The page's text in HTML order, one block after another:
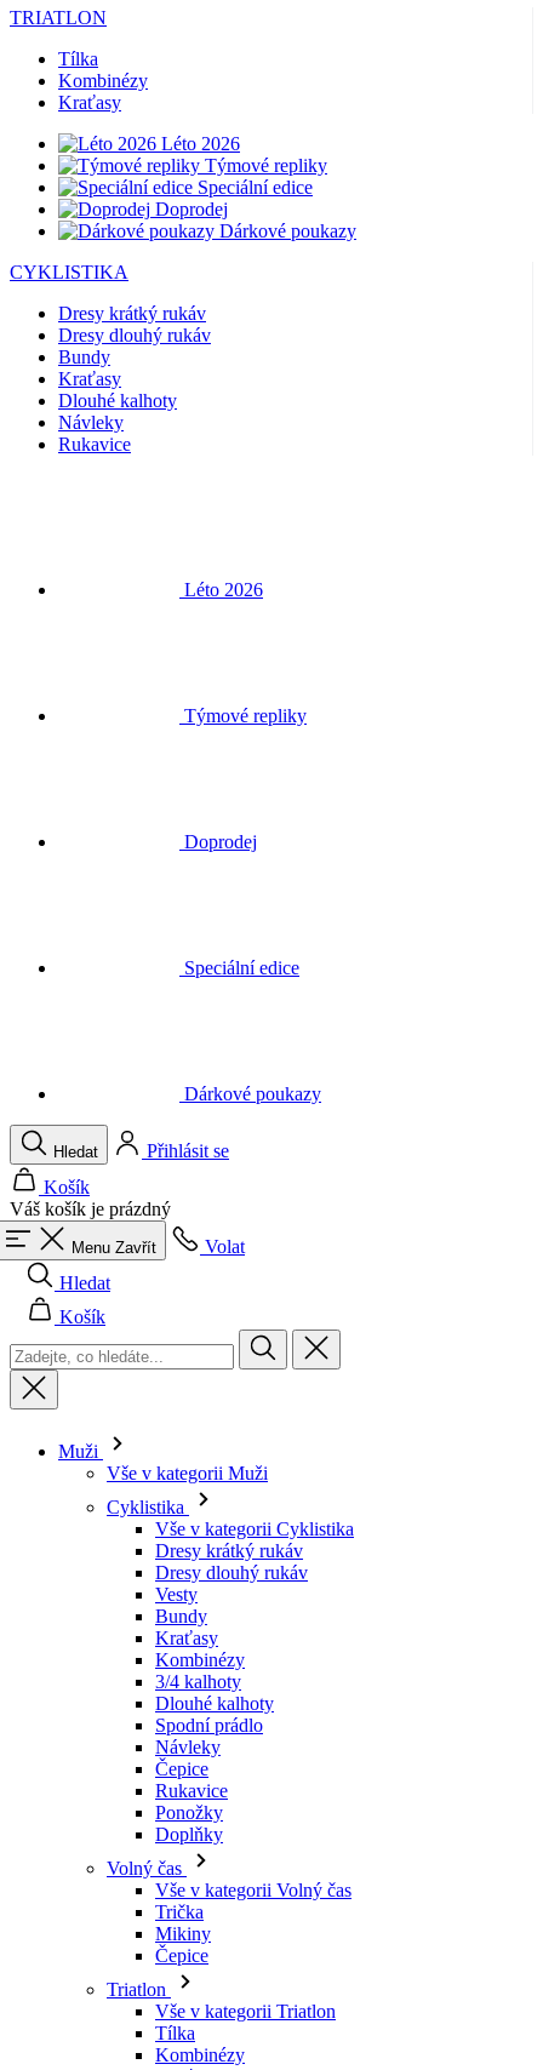
TRIATLON
Tílka
Kombinézy
Kraťasy
Léto 2026
Týmové repliky
Speciální edice
Doprodej
Dárkové poukazy
CYKLISTIKA
Dresy krátký rukáv
Dresy dlouhý rukáv
Bundy
Kraťasy
Dlouhé kalhoty
Návleky
Rukavice
Váš košík je prázdný
Menu Zavřít
Volat
Hledat
Košík
Muži
Vše v kategorii Muži
Dresy dlouhý rukáv
Vesty
Bundy
Kraťasy
Kombinézy
3/4 kalhoty
Dlouhé kalhoty
Spodní prádlo
Návleky
Čepice
Rukavice
Ponožky
Doplňky
Volný čas
Vše v kategorii Volný čas
Trička
Mikiny
Čepice
Triatlon
Vše v kategorii Triatlon
Tílka
Kombinézy
Kraťasy
Léto 2026
Týmové repliky
Speciální edice
Doprodej